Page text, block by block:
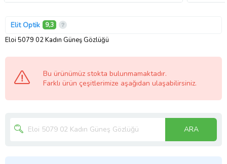
Elit Optik 9,3
Eloi 5079 02 Kadın Güneş Gözlüğü
Bu ürünümüz stokta bulunmamaktadır.
Farklı ürün çeşitlerimize aşağıdan ulaşabilirsiniz.
ARA